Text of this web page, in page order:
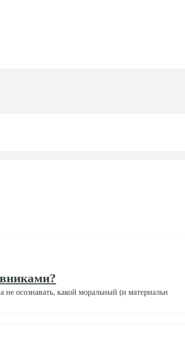
осознавать, какой моральный (и материальн